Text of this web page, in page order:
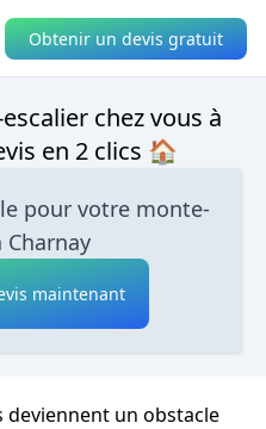
Obtenir un devis gratuit
chez vous à
en 2 clics 🏠
pour votre monte-
Charnay
maintenant
deviennent un obstacle